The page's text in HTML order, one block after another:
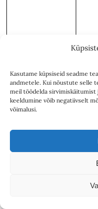
Kasutame küpsiseid seadme
andmetele. Kui nõustute selle
meil töödelda sirvimiskäitumist
keeldumine võib negatiivselt
võimalusi.
2001